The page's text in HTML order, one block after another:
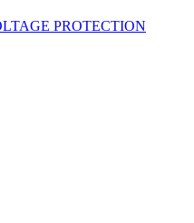
PROTECTION